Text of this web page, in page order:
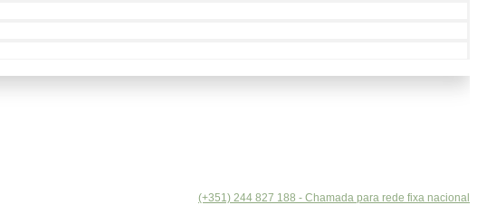
(+351) 244 827 188 - Chamada para rede fixa nacional